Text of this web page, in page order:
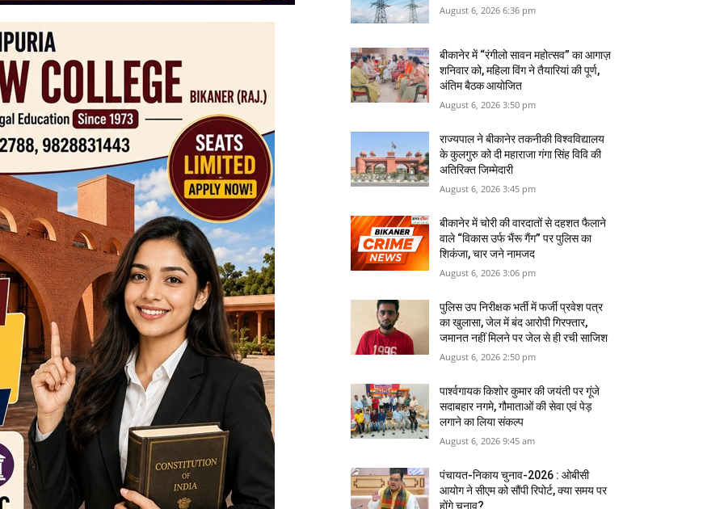
August 6, 2026 6:36 pm
बीकानेर में “रंगीलो सावन महोत्सव” का आगाज़
शनिवार को, महिला विंग ने तैयारियां की पूर्ण,
अंतिम बैठक आयोजित
August 6, 2026 3:50 pm
राज्यपाल ने बीकानेर तकनीकी विश्वविद्यालय
के कुलगुरु को दी महाराजा गंगा सिंह विवि की
अतिरिक्त जिम्मेदारी
August 6, 2026 3:45 pm
बीकानेर में चोरी की वारदातों से दहशत फैलाने
वाले “विकास उर्फ भैंरू गैंग” पर पुलिस का
शिकंजा, चार जने नामजद
August 6, 2026 3:06 pm
पुलिस उप निरीक्षक भर्ती में फर्जी प्रवेश पत्र
का खुलासा, जेल में बंद आरोपी गिरफ्तार,
जमानत नहीं मिलने पर जेल से ही रची साजिश
August 6, 2026 2:50 pm
पार्श्वगायक किशोर कुमार की जयंती पर गूंजे
सदाबहार नगमे, गौमाताओं की सेवा एवं पेड़
लगाने का लिया संकल्प
August 6, 2026 9:45 am
पंचायत-निकाय चुनाव-2026 : ओबीसी
आयोग ने सीएम को सौंपी रिपोर्ट, क्‍या समय पर
होंगे चुनाव?